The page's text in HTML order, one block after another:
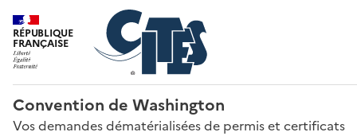
RÉPUBLIQUE
FRANÇAISE
Convention de Washington
Vos demandes dématérialisées de permis et certificats